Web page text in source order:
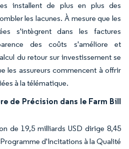
installent de plus en plus des
les lacunes. À mesure que les
s'intègrent dans les factures
des coûts s'améliore et
du retour sur investissement se
les assureurs commencent à offrir
à la télématique.
de Précision dans le Farm Bill
de 19,5 milliards USD dirige 8,45
d'Incitations à la Qualité